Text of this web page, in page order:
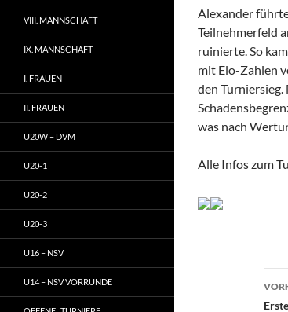
Alexander
Teilnehmerfeld
ruinierte. So
mit Elo-Zahlen
den
was nach
Alle Infos zum
VIII. MANNSCHAFT
IX. MANNSCHAFT
I. FRAUEN
II. FRAUEN
U20W – DVM
U20-1
U20-2
U20-3
U16 – NSV
U14 – NSV VORRUNDE